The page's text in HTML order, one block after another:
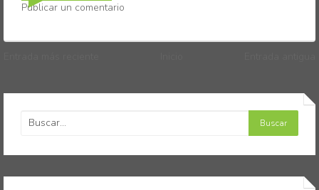
Publicar un comentario